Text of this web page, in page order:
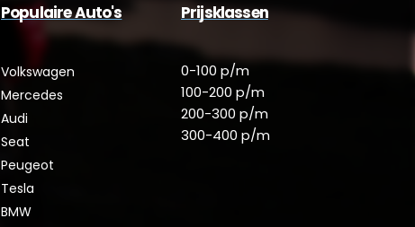
Populaire Auto's
Volkswagen
Mercedes
Audi
Seat
Peugeot
Tesla
BMW
Prijsklassen
0-100 p/m
100-200 p/m
200-300 p/m
300-400 p/m